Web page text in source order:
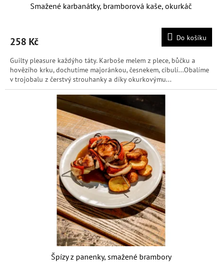
Smažené karbanátky, bramborová kaše, okurkáč
258 Kč Do košíku
Guilty pleasure každýho táty. Karboše melem z plece, bůčku a
hovězího krku, dochutíme majoránkou, česnekem, cibulí...Obalíme
v trojobalu z čerstvý strouhanky a díky okurkovýmu...
Špízy z panenky, smažené brambory